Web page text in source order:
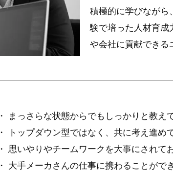
積極的に学びながら
験で培った人材育成
や会社に貢献できる
・ まっさらな状態からでもしっかりと教え
・ トップダウン型ではなく、共に考え進め
・ 思いやりやチームワークを大事にされて
・ 大手メーカさんの仕事に携わることが